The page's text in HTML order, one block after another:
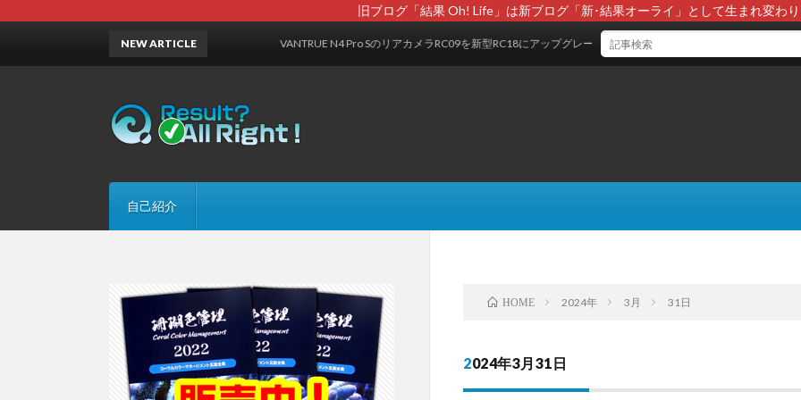
旧ブログ「結果 Oh! Life」は新ブログ「新･結果オーライ」として生まれ変わ
自己紹介
NEW ARTICLE VANTRUE N4 Pro SのリアカメラRC09を新型RC18にアップグレードした結果報告
HOME 2024年 3月 31日
2024年3月31日